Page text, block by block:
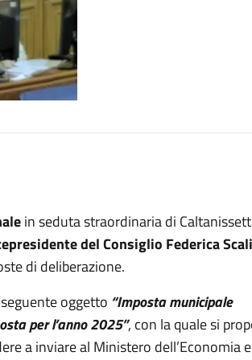
in seduta straordinaria di
del Consiglio Federica
di deliberazione.
oggetto “Imposta municipale
per l’anno 2025”, con la quale si
a inviare al Ministero dell’Economia e